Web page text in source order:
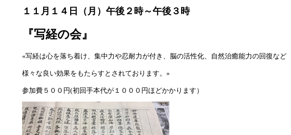
１１月１４日（月）午後２時～午後３時
『写経の会』
«写経は心を落ち着け、集中力や忍耐力が付き、脳の活性化、自然治癒能力の回復など
様々な良い効果をもたらすとされております。»
参加費５００円(初回手本代が１０００円ほどかかります）